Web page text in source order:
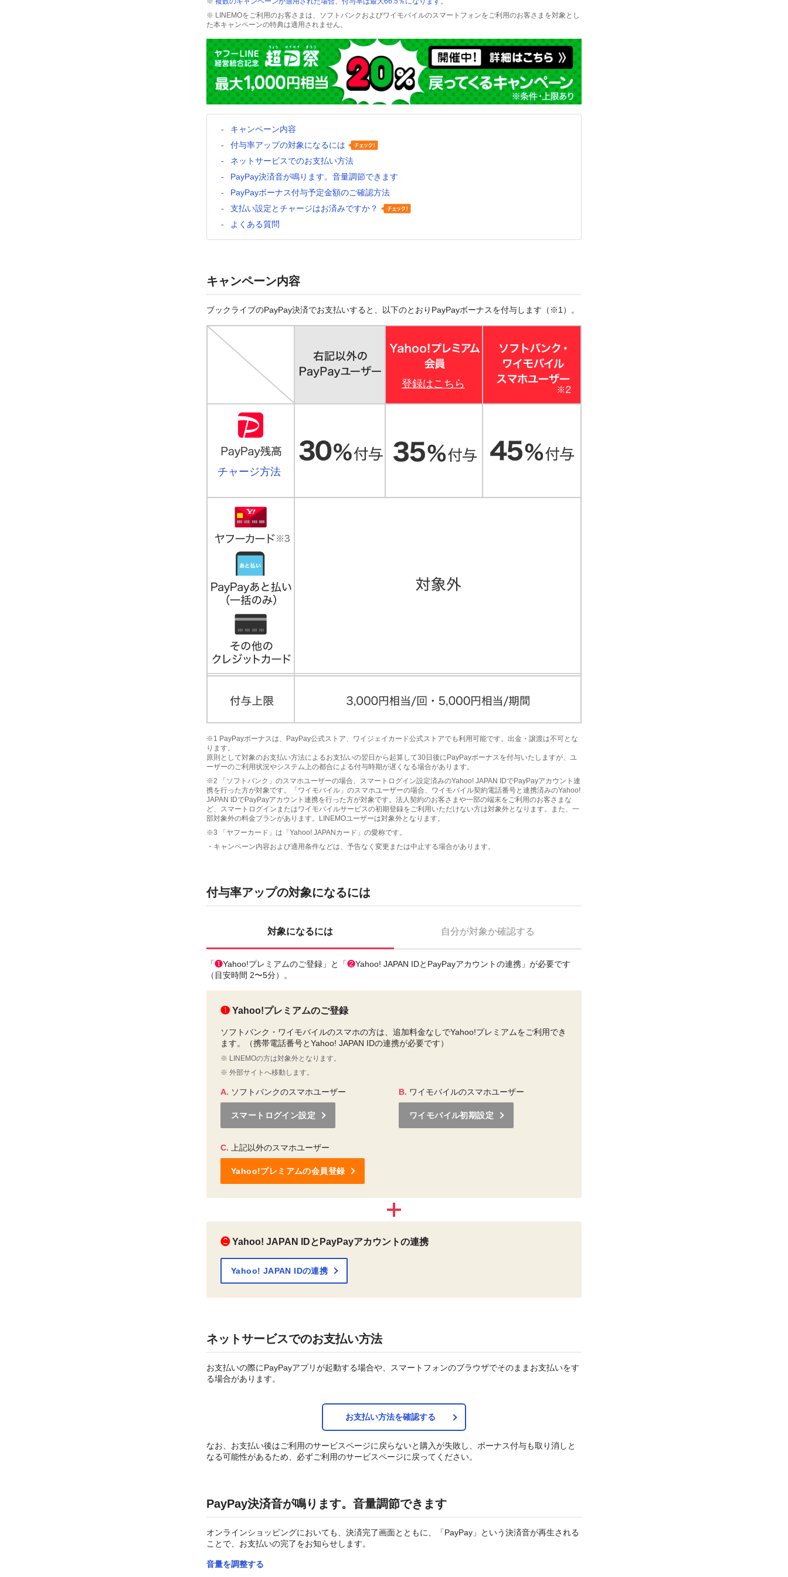
※ LINEMOをご利用のお客さまは、ソフトバンクおよびワイモバイルのスマートフォンをご利用のお客さまを対象とし
た本キャンペーンの特典は適用されません。
キャンペーン内容
付与率アップの対象になるには
ネットサービスでのお支払い方法
PayPay決済音が鳴ります。音量調節できます
PayPayボーナス付与予定金額のご確認方法
支払い設定とチャージはお済みですか？
よくある質問
キャンペーン内容
ブックライブのPayPay決済でお支払いすると、以下のとおりPayPayボーナスを付与します（※1）。
登録はこちら
チャージ方法
※1 PayPayボーナスは、PayPay公式ストア、ワイジェイカード公式ストアでも利用可能です。出金・譲渡は不可とな
ります。
原則として対象のお支払い方法によるお支払いの翌日から起算して30日後にPayPayボーナスを付与いたしますが、ユ
ーザーのご利用状況やシステム上の都合による付与時期が遅くなる場合があります。
※2 「ソフトバンク」のスマホユーザーの場合、スマートログイン設定済みのYahoo! JAPAN IDでPayPayアカウント連
携を行った方が対象です。「ワイモバイル」のスマホユーザーの場合、ワイモバイル契約電話番号と連携済みのYahoo!
JAPAN IDでPayPayアカウント連携を行った方が対象です。法人契約のお客さまや一部の端末をご利用のお客さまな
ど、スマートログインまたはワイモバイルサービスの初期登録をご利用いただけない方は対象外となります。また、一
部対象外の料金プランがあります。LINEMOユーザーは対象外となります。
※3 「ヤフーカード」は「Yahoo! JAPANカード」の愛称です。
・キャンペーン内容および適用条件などは、予告なく変更または中止する場合があります。
付与率アップの対象になるには
対象になるには 自分が対象か確認する
「❶Yahoo!プレミアムのご登録」と「❷Yahoo! JAPAN IDとPayPayアカウントの連携」が必要です
（目安時間 2〜5分）。
❶ Yahoo!プレミアムのご登録
ソフトバンク・ワイモバイルのスマホの方は、追加料金なしでYahoo!プレミアムをご利用でき
ます。（携帯電話番号とYahoo! JAPAN IDの連携が必要です）
※ LINEMOの方は対象外となります。
※ 外部サイトへ移動します。
A. ソフトバンクのスマホユーザー
スマートログイン設定
B. ワイモバイルのスマホユーザー
ワイモバイル初期設定
C. 上記以外のスマホユーザー
Yahoo!プレミアムの会員登録
❷ Yahoo! JAPAN IDとPayPayアカウントの連携
Yahoo! JAPAN IDの連携
ネットサービスでのお支払い方法
お支払いの際にPayPayアプリが起動する場合や、スマートフォンのブラウザでそのままお支払いをす
る場合があります。
お支払い方法を確認する
なお、お支払い後はご利用のサービスページに戻らないと購入が失敗し、ボーナス付与も取り消しと
なる可能性があるため、必ずご利用のサービスページに戻ってください。
PayPay決済音が鳴ります。音量調節できます
オンラインショッピングにおいても、決済完了画面とともに、「PayPay」という決済音が再生される
ことで、お支払いの完了をお知らせします。
音量を調整する